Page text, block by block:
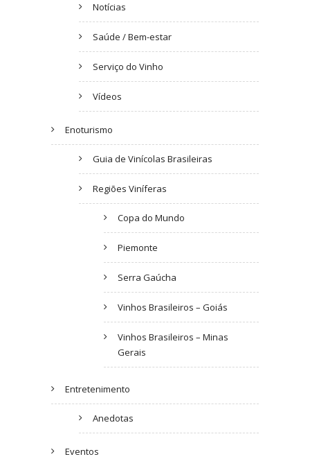
Notícias
Saúde / Bem-estar
Serviço do Vinho
Vídeos
Enoturismo
Guia de Vinícolas Brasileiras
Regiões Viníferas
Copa do Mundo
Piemonte
Serra Gaúcha
Vinhos Brasileiros – Goiás
Vinhos Brasileiros – Minas
Gerais
Entretenimento
Anedotas
Eventos